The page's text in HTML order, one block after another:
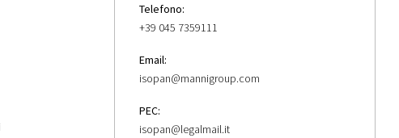
Telefono:
+39 045 7359111
Email:
isopan@mannigroup.com
PEC:
isopan@legalmail.it